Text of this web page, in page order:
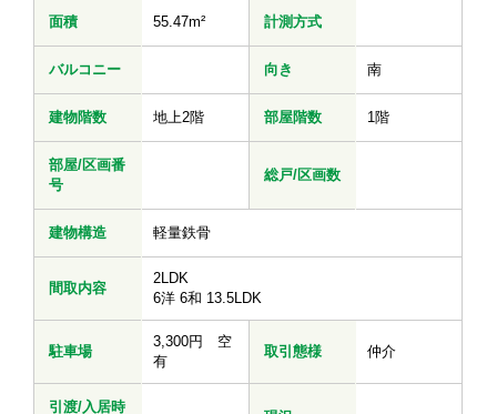
面積 55.47m² 計測方式
バルコニー 向き 南
建物階数 地上2階 部屋階数 1階
部屋/区画番
号
総戸/区画数
建物構造 軽量鉄骨
間取内容
2LDK
6洋 6和 13.5LDK
駐車場
3,300円 空
有
取引態様 仲介
引渡/入居時